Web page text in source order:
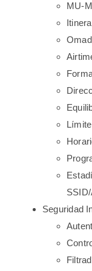
MU-
Seguridad